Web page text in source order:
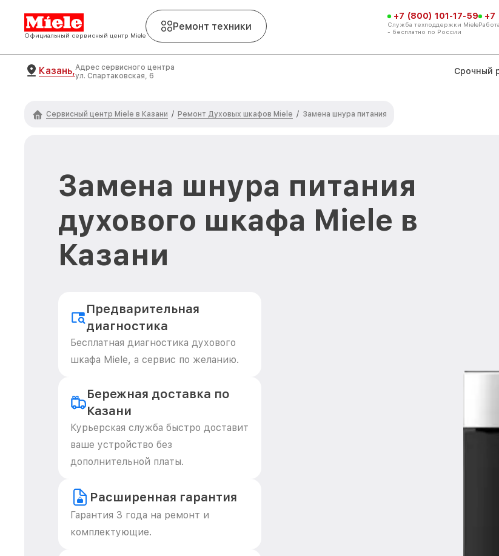
Официальный сервисный центр Miele
Ремонт техники
+7 (800) 101-17-59
Служба техподдержки Miele
- бесплатно по России
+7
Казань,Адрес сервисного центра
ул. Спартаковская, 6
Срочный
Сервисный центр Miele в Казани / Ремонт Духовых шкафов Miele / Замена шнура питания
Замена шнура питания
духового шкафа Miele в
Казани
Предварительная
диагностика
Бесплатная диагностика духового
шкафа Miele, а сервис по желанию.
Бережная доставка по
Казани
Курьерская служба быстро доставит
ваше устройство без
дополнительной платы.
Расширенная гарантия
Гарантия 3 года на ремонт и
комплектующие.